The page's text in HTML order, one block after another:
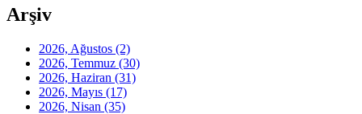
Arşiv
2026, Ağustos (2)
2026, Temmuz (30)
2026, Haziran (31)
2026, Mayıs (17)
2026, Nisan (35)